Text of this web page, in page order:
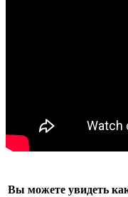
Вы можете увидеть